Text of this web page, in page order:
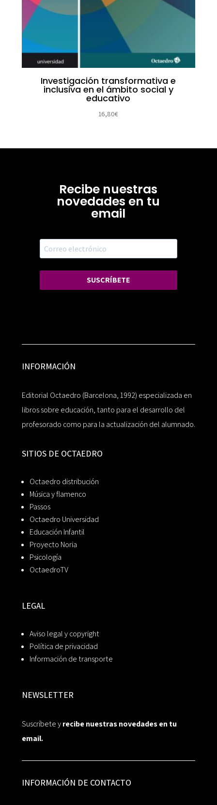
Investigación transformativa e
inclusiva en el ámbito social y
educativo
16,80€
Recibe nuestras
novedades en tu
email
SUSCRÍBETE
INFORMACIÓN
Editorial Octaedro (Barcelona, 1992) especializada en
libros sobre educación, tanto para el desarrollo del
profesorado como para la actualización del alumnado.
SITIOS DE OCTAEDRO
Octaedro distribución
Música y flamenco
Passos
Octaedro Universidad
Educación Infantil
Proyecto Noria
Psicología
OctaedroTV
LEGAL
Aviso legal y copyright
Política de privacidad
Información de transporte
NEWSLETTER
Suscríbete yrecibe nuestras novedades en tu
email.
INFORMACIÓN DE CONTACTO